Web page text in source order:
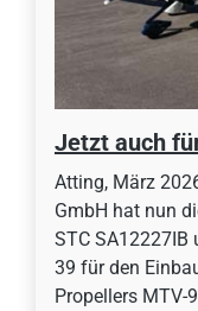
Jetzt auch
Atting, März
GmbH hat nun
STC SA12227IB
39 für den
Propellers MTV-